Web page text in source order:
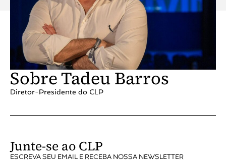
Sobre Tadeu Barros
Diretor-Presidente do CLP
Junte-se ao CLP
ESCREVA SEU EMAIL E RECEBA NOSSA NEWSLETTER